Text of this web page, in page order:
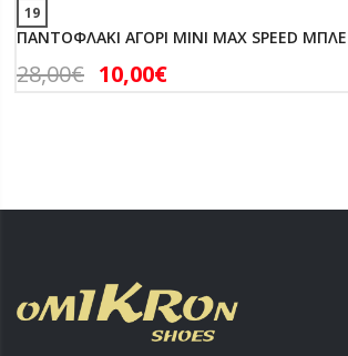
19
ΠΑΝΤΟΦΛΑΚΙ ΑΓΟΡΙ MINI MAX SPEED ΜΠΛΕ
28,00€ 10,00€